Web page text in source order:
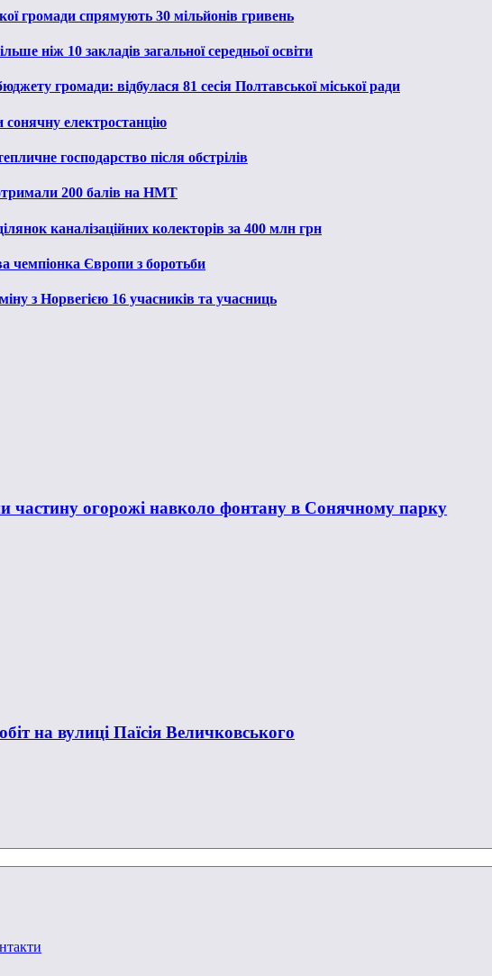
громади спрямують 30 мільйонів гривень
ніж 10 закладів загальної середньої освіти
громади: відбулася 81 сесія Полтавської міської ради
електростанцію
господарство після обстрілів
200 балів на НМТ
каналізаційних колекторів за 400 млн грн
чемпіонка Європи з боротьби
з Норвегією 16 учасників та учасниць
частину огорожі навколо фонтану в Сонячному парку
на вулиці Паїсія Величковського